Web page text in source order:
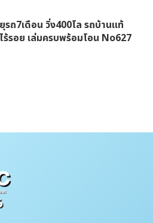
รถ7เดือน วิ่ง400โล รถบ้านแท้
ร้รอย เล่มครบพร้อมโอน No627